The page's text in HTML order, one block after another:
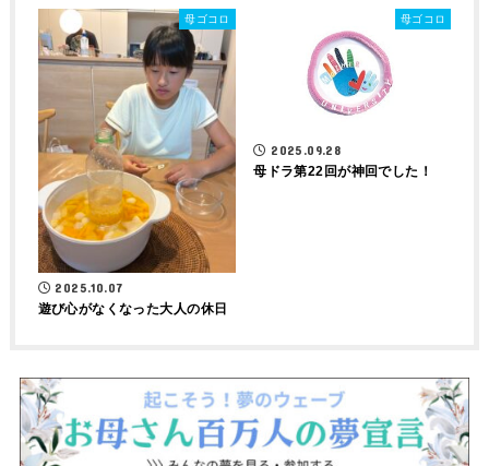
母ゴコロ
2025.10.07
遊び心がなくなった大人の休日
母ゴコロ
2025.09.28
母ドラ第22回が神回でした！